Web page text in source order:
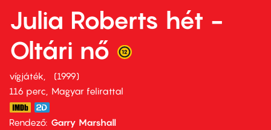
Julia Roberts hét -
Oltári nő
vígjáték
1999
116 perc,
Magyar felirattal
Rendező Garry Marshall